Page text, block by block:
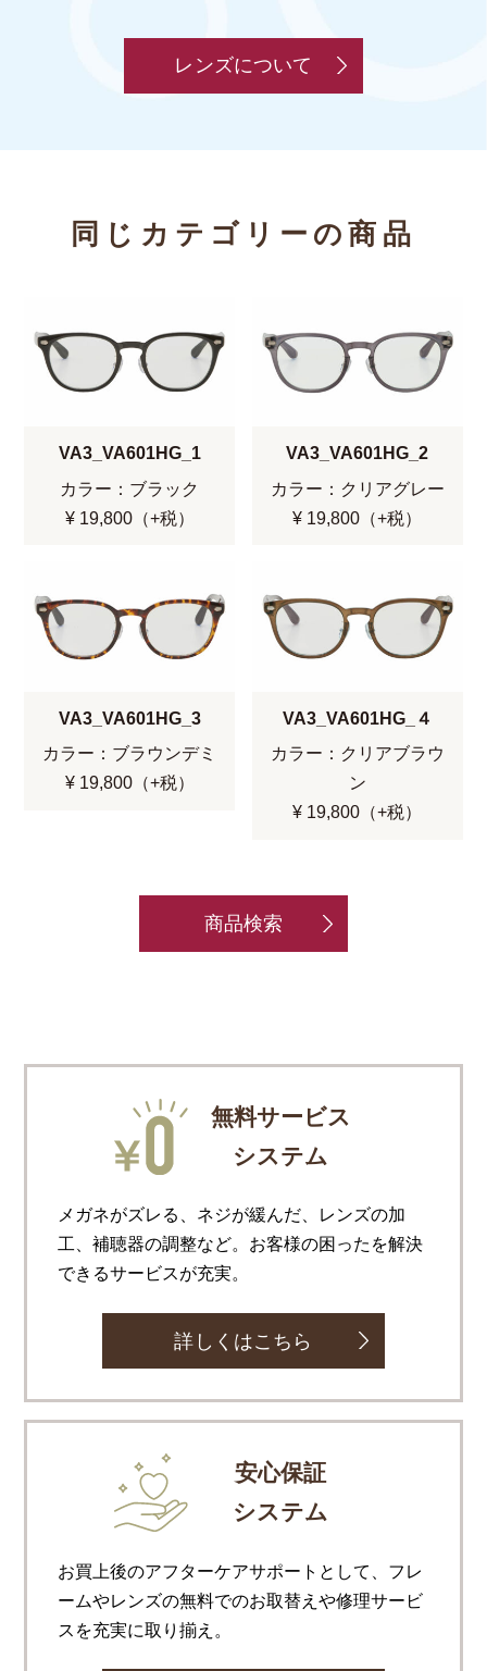
レンズについて
同じカテゴリーの商品
VA3_VA601HG_1
カラー：ブラック
¥ 19,800（+税）
VA3_VA601HG_2
カラー：クリアグレー
¥ 19,800（+税）
VA3_VA601HG_3
カラー：ブラウンデミ
¥ 19,800（+税）
VA3_VA601HG_４
カラー：クリアブラウ
ン
¥ 19,800（+税）
商品検索
無料サービス
システム
メガネがズレる、ネジが緩んだ、レンズの加
工、補聴器の調整など。お客様の困ったを解決
できるサービスが充実。
詳しくはこちら
安心保証
システム
お買上後のアフターケアサポートとして、フレ
ームやレンズの無料でのお取替えや修理サービ
スを充実に取り揃え。